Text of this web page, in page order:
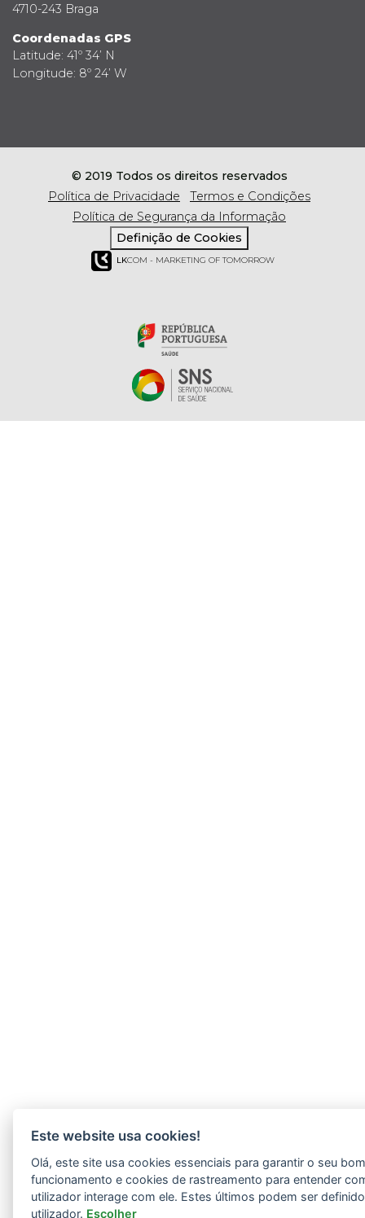
4710-243 Braga
Coordenadas GPS
Latitude: 41º 34’ N
Longitude: 8º 24’ W
© 2019 Todos os direitos reservados
Política de Privacidade
Termos e Condições
Política de Segurança da Informação
Definição de Cookies
LKCOM - MARKETING OF TOMORROW
Este website usa cookies!
Olá, este site usa cookies essenciais para garantir o seu
funcionamento e cookies de rastreamento para entender
utilizador interage com ele. Estes últimos podem ser
utilizador. Escolher